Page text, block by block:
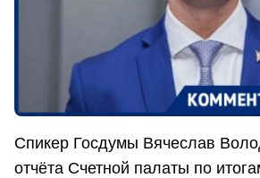
Спикер Госдумы Вячеслав
отчёта Счетной палаты по